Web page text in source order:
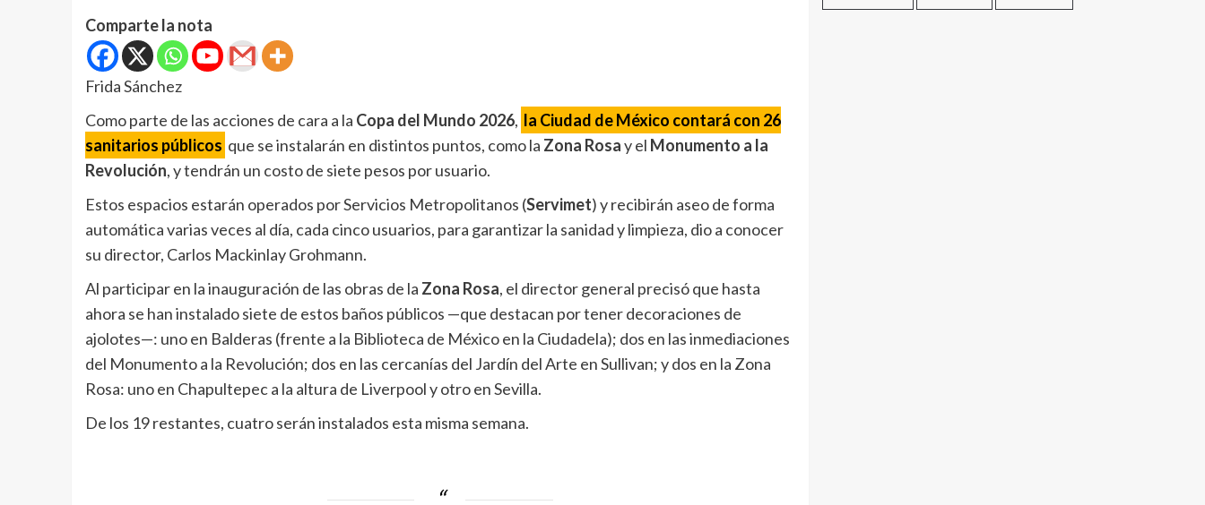
Comparte la nota
Frida Sánchez
Como parte de las acciones de cara a la Copa del Mundo 2026, la Ciudad de México contará con 26
sanitarios públicos que se instalarán en distintos puntos, como la Zona Rosay el Monumento a la
Revolución, y tendrán un costo de siete pesos por usuario.
Estos espacios estarán operados por Servicios Metropolitanos (Servimet) y recibirán aseo de forma
automática varias veces al día, cada cinco usuarios, para garantizar la sanidad y limpieza, dio a conocer
su director, Carlos Mackinlay Grohmann.
Al participar en la inauguración de las obras de la Zona Rosa, el director general precisó que hasta
ahora se han instalado siete de estos baños públicos —que destacan por tener decoraciones de
ajolotes—: uno en Balderas (frente a la Biblioteca de México en la Ciudadela); dos en las inmediaciones
del Monumento a la Revolución; dos en las cercanías del Jardín del Arte en Sullivan; y dos en la Zona
Rosa: uno en Chapultepec a la altura de Liverpool y otro en Sevilla.
De los 19 restantes, cuatro serán instalados esta misma semana.